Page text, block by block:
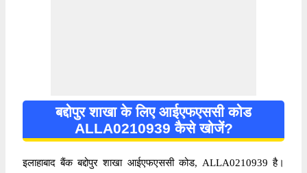
बद्दोपुर शाखा के लिए आईएफएससी कोड
ALLA0210939 कैसे खोजें?
इलाहाबाद बैंक बद्दोपुर शाखा आईएफएससी कोड, ALLA0210939 है।